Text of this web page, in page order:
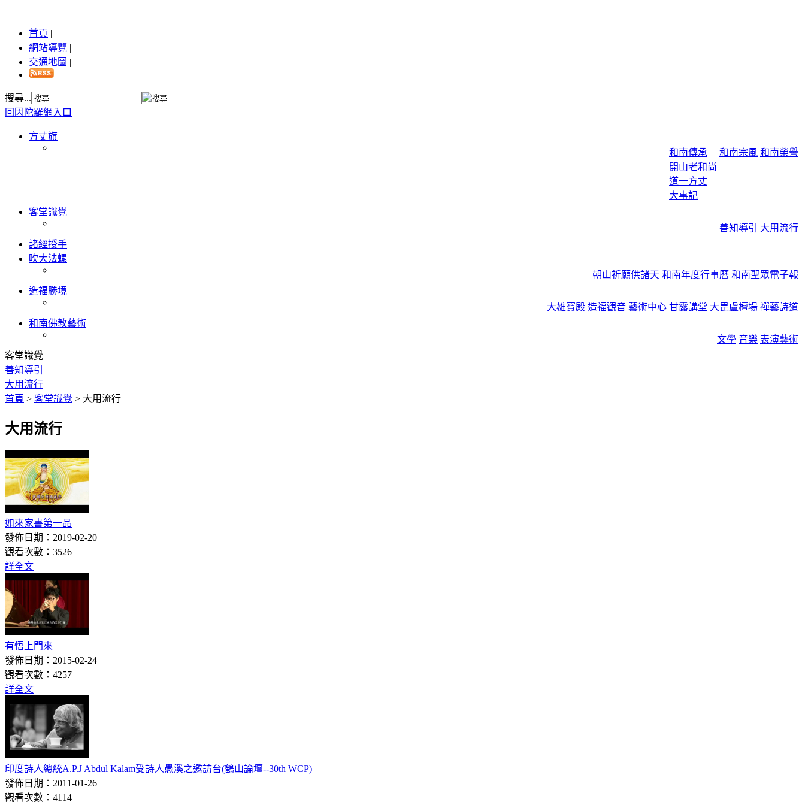
首頁 |
網站導覽 |
交通地圖 |
搜尋...
回因陀羅網入口
方丈旗
和南傳承
開山老和尚
道一方丈
大事記
和南宗風 和南榮譽
客堂識覺
善知導引
大用流行
諸經授手
吹大法螺
朝山祈願供諸天 和南年度行事曆 和南聖眾電子報
造福勝境
大雄寶殿 造福觀音 藝術中心 甘露講堂 大毘盧檀場 禪藝詩道
和南佛教藝術
文學 音樂 表演藝術
客堂識覺
善知導引
大用流行
首頁 > 客堂識覺 > 大用流行
大用流行
如來家書第一品
發佈日期：2019-02-20
觀看次數：3526
詳全文
有悟上門來
發佈日期：2015-02-24
觀看次數：4257
詳全文
印度詩人總統A.P.J Abdul Kalam受詩人愚溪之邀訪台(鶴山論壇--30th WCP)
發佈日期：2011-01-26
觀看次數：4114